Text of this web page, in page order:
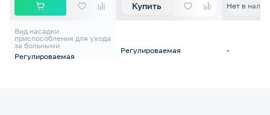
Вид насадки
приспособления для ухода
за больными
Регулироваемая
Купить
Регулироваемая
Нет в
-